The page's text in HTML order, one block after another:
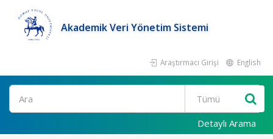
Akademik Veri Yönetim Sistemi
Araştırmacı Girişi English
Ara
Detaylı Arama